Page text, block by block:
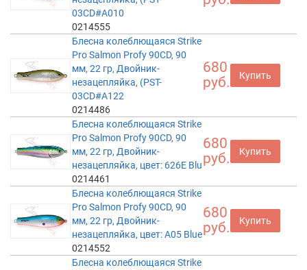
03CD#A010
0214555
Блесна колеблющаяся Strike
Pro Salmon Profy 90CD, 90
мм, 22 гр, Двойник-
незацепляйка, (PST-
03CD#A122
0214486
680
руб.
Купить
Блесна колеблющаяся Strike
Pro Salmon Profy 90CD, 90
мм, 22 гр, Двойник-
незацепляйка, цвет: 626E Blu
0214461
680
руб.
Купить
Блесна колеблющаяся Strike
Pro Salmon Profy 90CD, 90
мм, 22 гр, Двойник-
незацепляйка, цвет: A05 Blue
0214552
680
руб.
Купить
Блесна колеблющаяся Strike